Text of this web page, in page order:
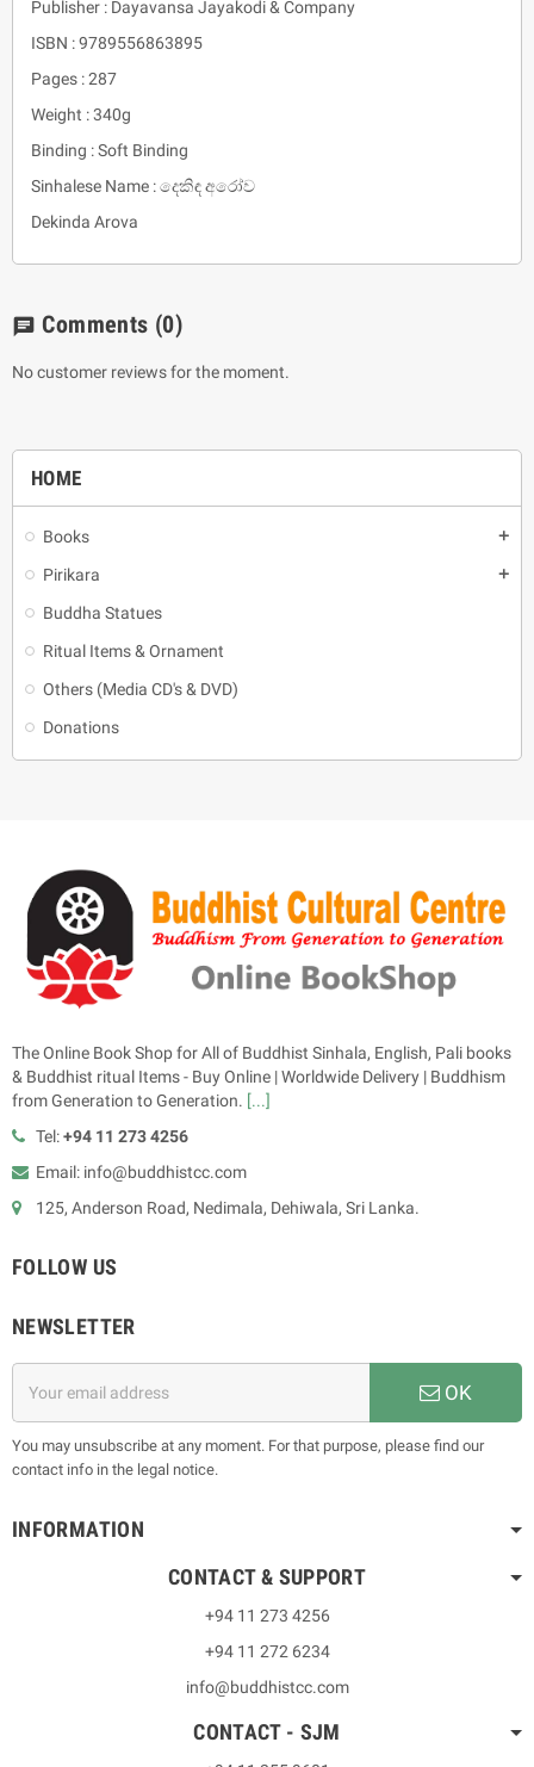
HOME
Books add
Pirikara add
Buddha Statues
Ritual Items & Ornament
Others (Media CD's & DVD)
Donations
Publisher : Dayavansa Jayakodi & Company
ISBN : 9789556863895
Pages : 287
Weight : 340g
Binding : Soft Binding
Sinhalese Name : දෙකිඳ අරෝව
Dekinda Arova
chat Comments (0)
No customer reviews for the moment.
The Online Book Shop for All of Buddhist Sinhala, English, Pali books
& Buddhist ritual Items - Buy Online | Worldwide Delivery | Buddhism
from Generation to Generation. [...]
Tel:+94 11 273 4256
Email: info@buddhistcc.com
125, Anderson Road, Nedimala, Dehiwala, Sri Lanka.
FOLLOW US
NEWSLETTER
OK
You may unsubscribe at any moment. For that purpose, please find our
contact info in the legal notice.
INFORMATION
CONTACT & SUPPORT
+94 11 273 4256
+94 11 272 6234
info@buddhistcc.com
CONTACT - SJM